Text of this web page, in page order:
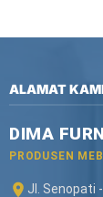
ALAMAT
DIMA
PRODUSEN
Jl. Senopati